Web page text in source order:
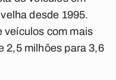
desde 1995.
veículos com mais
2,5 milhões para 3,6